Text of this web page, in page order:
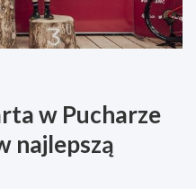
w Pucharze
najlepszą